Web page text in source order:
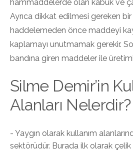
hammaddelerde olan kabuk ve
Ayrıca dikkat edilmesi gereken
haddelemeden önce maddeyi
kaplamayı unutmamak gerekir.
bandına giren maddeler ile
Silme Demir’in
Alanları Nelerdir?
- Yaygın olarak kullanım
sektörüdür. Burada ilk olarak